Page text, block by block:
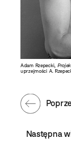
Adam Rzepecki,
uprzejmości A.
Następna